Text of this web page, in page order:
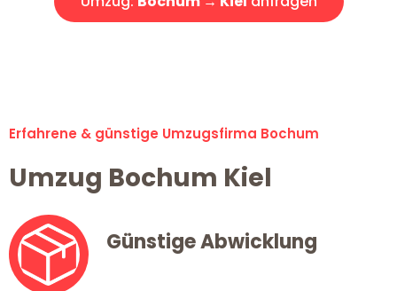
Erfahrene & günstige Umzugsfirma Bochum
Umzug Bochum Kiel
Günstige Abwicklung